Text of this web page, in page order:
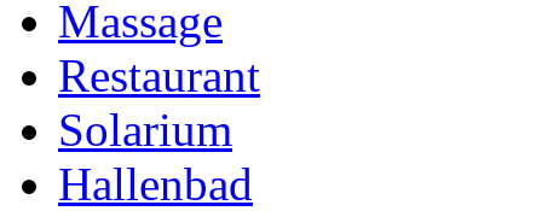
Massage
Restaurant
Solarium
Hallenbad